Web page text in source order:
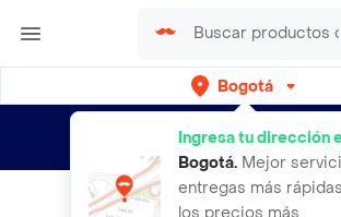
Bogotá
Ingresa tu dirección
Bogotá. Mejor
entregas más
envíos gratis por semanas